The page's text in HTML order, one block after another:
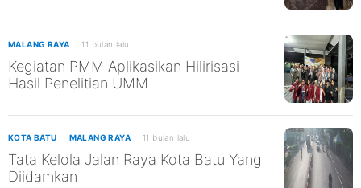
MALANG RAYA 11 bulan lalu
Kegiatan PMM Aplikasikan Hilirisasi
Hasil Penelitian UMM
KOTA BATU MALANG RAYA 11 bulan lalu
Tata Kelola Jalan Raya Kota Batu Yang
Diidamkan